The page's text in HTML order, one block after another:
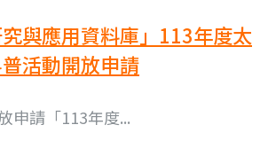
究與應用資料庫」113年度太
活動開放申請
申請「113年度...